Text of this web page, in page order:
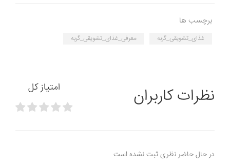
برچسب ها
غذای_تشویقی_گربه معرفی_غذای_تشویقی_گربه
نظرات کاربران امتیاز کل
در حال حاضر نظری ثبت نشده است